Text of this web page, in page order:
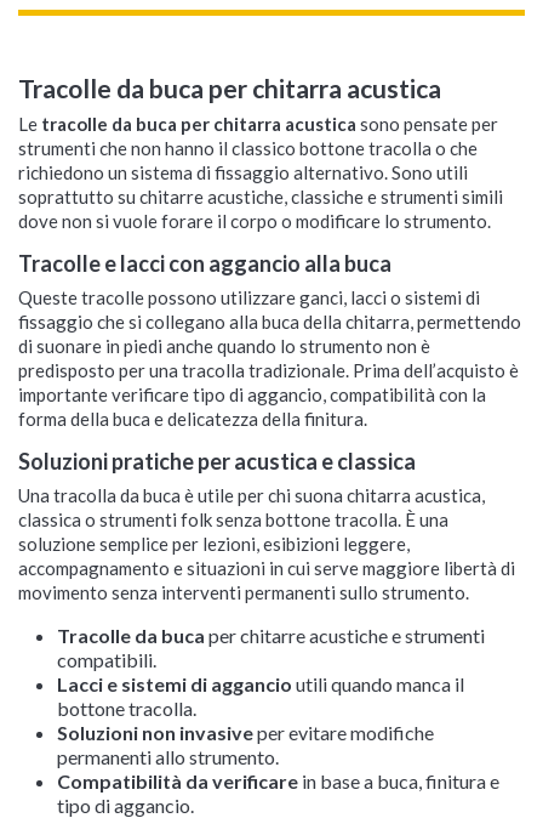
Tracolle da buca per chitarra acustica
Le tracolle da buca per chitarra acustica sono pensate per
strumenti che non hanno il classico bottone tracolla o che
richiedono un sistema di fissaggio alternativo. Sono utili
soprattutto su chitarre acustiche, classiche e strumenti simili
dove non si vuole forare il corpo o modificare lo strumento.
Tracolle e lacci con aggancio alla buca
Queste tracolle possono utilizzare ganci, lacci o sistemi di
fissaggio che si collegano alla buca della chitarra, permettendo
di suonare in piedi anche quando lo strumento non è
predisposto per una tracolla tradizionale. Prima dell’acquisto è
importante verificare tipo di aggancio, compatibilità con la
forma della buca e delicatezza della finitura.
Soluzioni pratiche per acustica e classica
Una tracolla da buca è utile per chi suona chitarra acustica,
classica o strumenti folk senza bottone tracolla. È una
soluzione semplice per lezioni, esibizioni leggere,
accompagnamento e situazioni in cui serve maggiore libertà di
movimento senza interventi permanenti sullo strumento.
Tracolle da buca per chitarre acustiche e strumenti
compatibili.
Lacci e sistemi di aggancio utili quando manca il
bottone tracolla.
Soluzioni non invasiveper evitare modifiche
permanenti allo strumento.
Compatibilità da verificare in base a buca, finitura e
tipo di aggancio.